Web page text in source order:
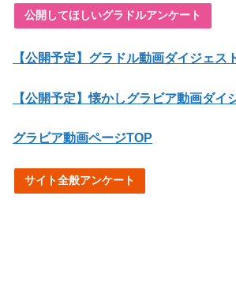
公開してほしいグラドルアンケート
【公開予定】グラドル動画ダイジェス
【公開予定】懐かしグラビア動画ダイ
グラビア動画ページTOP
サイト全般アンケート